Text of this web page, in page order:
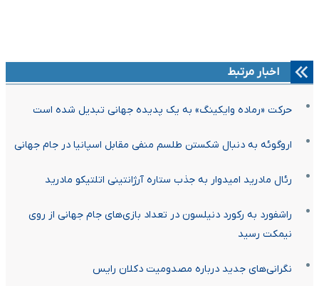
اخبار مرتبط
حرکت «رماده وایکینگ» به یک پدیده جهانی تبدیل شده است
اروگوئه به دنبال شکستن طلسم منفی مقابل اسپانیا در جام جهانی
رئال مادرید امیدوار به جذب ستاره آرژانتینی اتلتیکو مادرید
راشفورد به رکورد دنیلسون در تعداد بازی‌های جام جهانی از روی
نیمکت رسید
نگرانی‌های جدید درباره مصدومیت دکلان رایس